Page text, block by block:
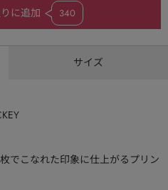
に追加 340
サイズ
でこなれた印象に仕上がるプリン